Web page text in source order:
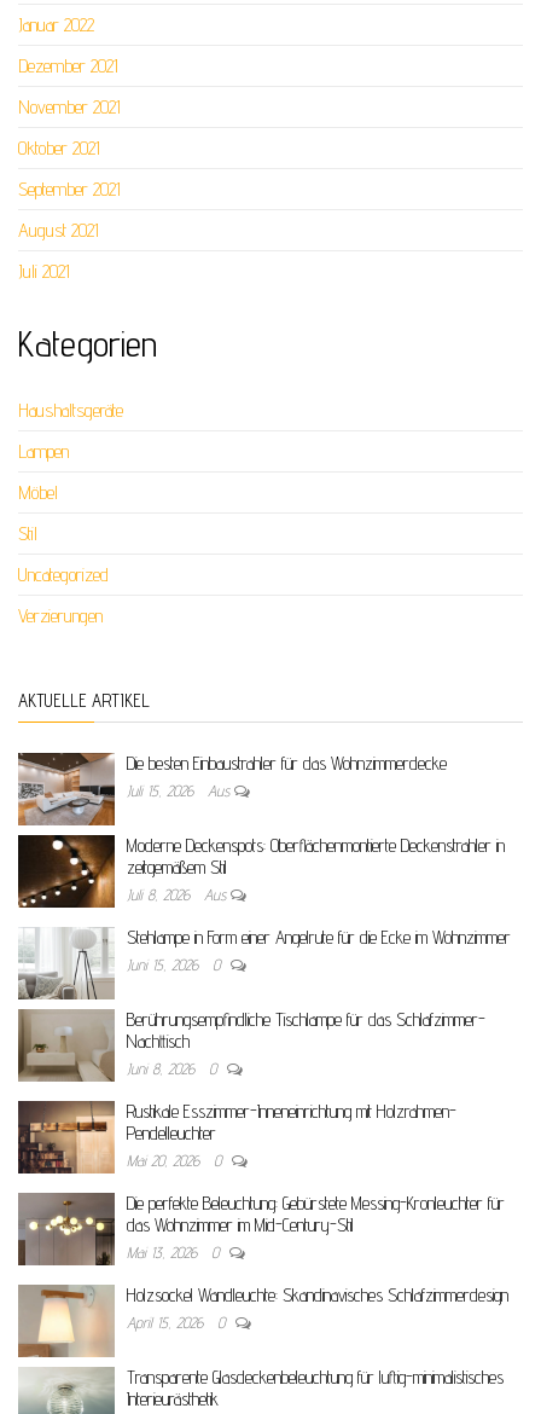
Januar 2022
Dezember 2021
November 2021
Oktober 2021
September 2021
August 2021
Juli 2021
Kategorien
Haushaltsgeräte
Lampen
Möbel
Stil
Uncategorized
Verzierungen
AKTUELLE ARTIKEL
Die besten Einbaustrahler für das Wohnzimmerdecke
Juli 15, 2026 Aus
Moderne Deckenspots: Oberflächenmontierte Deckenstrahler in
zeitgemäßem Stil
Juli 8, 2026 Aus
Stehlampe in Form einer Angelrute für die Ecke im Wohnzimmer
Juni 15, 2026 0
Berührungsempfindliche Tischlampe für das Schlafzimmer-
Nachttisch
Juni 8, 2026 0
Rustikale Esszimmer-Inneneinrichtung mit Holzrahmen-
Pendelleuchter
Mai 20, 2026 0
Die perfekte Beleuchtung: Gebürstete Messing-Kronleuchter für
das Wohnzimmer im Mid-Century-Stil
Mai 13, 2026 0
Holzsockel Wandleuchte: Skandinavisches Schlafzimmerdesign
April 15, 2026 0
Transparente Glasdeckenbeleuchtung für luftig-minimalistisches
Interieurästhetik